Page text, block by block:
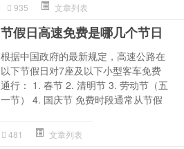
935 文章列表
节假日高速免费是哪几个节日
根据中国政府的最新规定，高速公路在
以下节假日对7座及以下小型客车免费
通行： 1. 春节 2. 清明节 3. 劳动节（五
一节） 4. 国庆节 免费时段通常从节假
481 文章列表